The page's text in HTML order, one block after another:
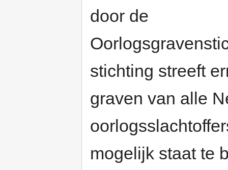
door de
stichting streeft
graven van alle
mogelijk staat te